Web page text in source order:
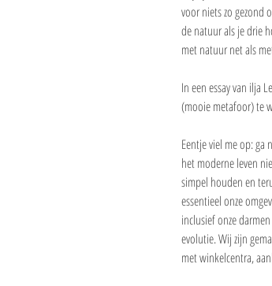
voor niets zo gezond
de natuur als je drie
met natuur net als
In een essay van ilja
(mooie metafoor) te
Eentje viel me op: ga
het moderne leven
simpel houden en
essentieel onze
inclusief onze
evolutie. Wij zijn
met winkelcentra,